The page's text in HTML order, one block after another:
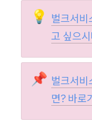
💡 벌크서비
고 싶으
📌 벌크서비
면? 바로